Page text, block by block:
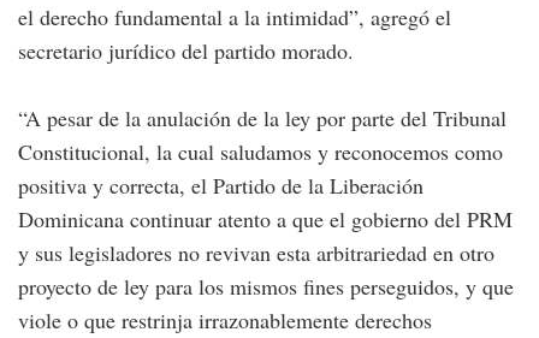
el derecho fundamental a la intimidad”, agregó el
secretario jurídico del partido morado.
“A pesar de la anulación de la ley por parte del Tribunal
Constitucional, la cual saludamos y reconocemos como
positiva y correcta, el Partido de la Liberación
Dominicana continuar atento a que el gobierno del PRM
y sus legisladores no revivan esta arbitrariedad en otro
proyecto de ley para los mismos fines perseguidos, y que
viole o que restrinja irrazonablemente derechos